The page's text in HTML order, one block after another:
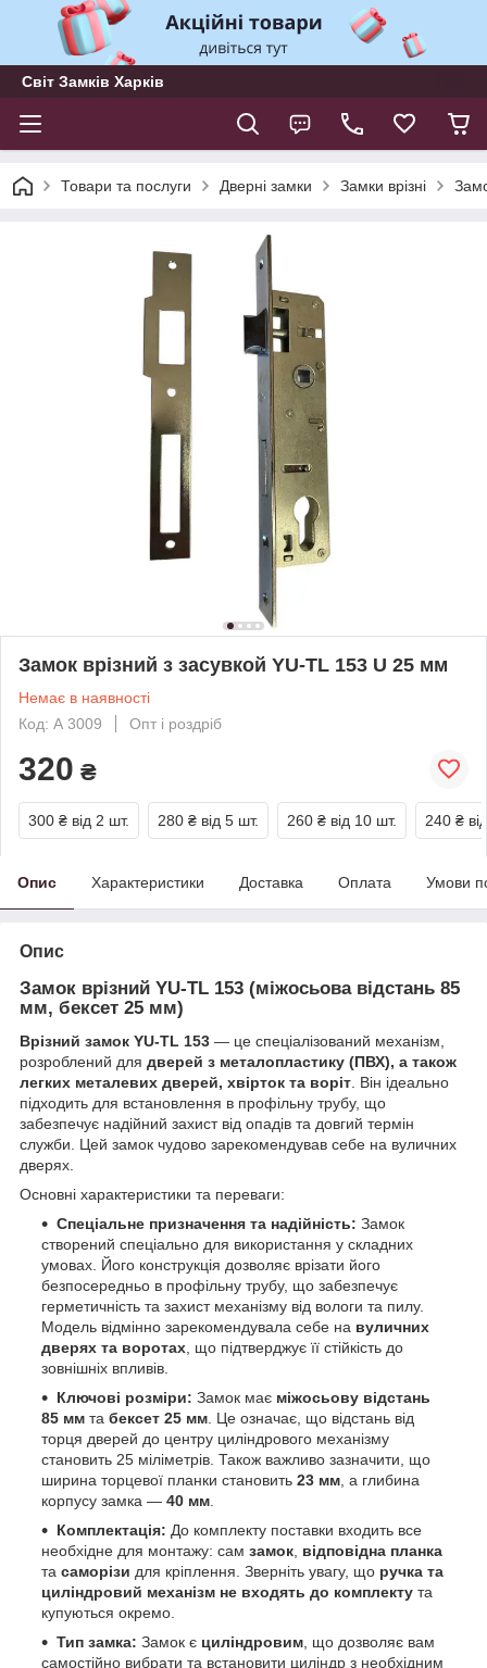
Світ Замків Харків
Товари та послуги Дверні замки Замки врізні
Замок врізний з засувкой YU-TL 153 U 25 мм
Немає в наявності
Код: А 3009
Опт і роздріб
320 ₴
300 ₴ від 2 шт. 280 ₴ від 5 шт. 260 ₴ від 10 шт. 240 ₴
Опис Характеристики Доставка Оплата Умови
Опис
Замок врізний YU-TL 153 (міжосьова відстань 85
мм, бексет 25 мм)
Врізний замок YU-TL 153 — це спеціалізований механізм,
розроблений для дверей з металопластику (ПВХ), а також
легких металевих дверей, хвірток та воріт . Він ідеально
підходить для встановлення в профільну трубу, що
забезпечує надійний захист від опадів та довгий термін
служби. Цей замок чудово зарекомендував себе на вуличних
дверях.
Основні характеристики та переваги:
Спеціальне призначення та надійність: Замок
створений спеціально для використання у складних
умовах. Його конструкція дозволяє врізати його
безпосередньо в профільну трубу, що забезпечує
герметичність та захист механізму від вологи та пилу.
Модель відмінно зарекомендувала себе на вуличних
дверях та воротах , що підтверджує її стійкість до
зовнішніх впливів.
Ключові розміри: Замок має міжосьову відстань
85 мм та бексет 25 мм . Це означає, що відстань від
торця дверей до центру циліндрового механізму
становить 25 міліметрів. Також важливо зазначити, що
ширина торцевої планки становить 23 мм , а глибина
корпусу замка — 40 мм
Комплектація: До комплекту поставки входить все
необхідне для монтажу: сам замок відповідна планка
та саморізи для кріплення. Зверніть увагу, що ручка та
циліндровий механізм не входять до комплекту та
купуються окремо.
Тип замка: Замок є циліндровим , що дозволяє вам
самостійно вибрати та встановити циліндр з необхідним